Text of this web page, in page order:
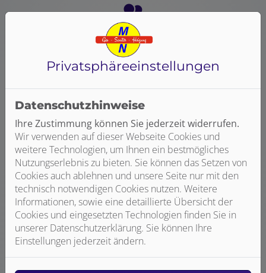
Qualität zum fairen Preis
Wir verbauen ausschließlich Qualitätsprodukte
umfassende Service- und Garantieleistungen bieten –
und Sie sparen auf lange Sicht viel Geld durch
ausbleibende Reparaturen. Außerdem beraten wir Sie
ausführlich zu den möglichen Fördermitteln durch
BAFA und KfW, wodurch Sie zusätzlich Geld sparen
können.
Zuverlässige und termingerechte Installation
Privatsphäre­einstellungen
Datenschutzhinweise
Ihre Zustimmung können Sie jederzeit widerrufen.
Wir verwenden auf dieser Webseite Cookies und
weitere Technologien, um Ihnen ein bestmögliches
Nutzungserlebnis zu bieten. Sie können das Setzen von
Cookies auch ablehnen und unsere Seite nur mit den
technisch notwendigen Cookies nutzen. Weitere
Informationen, sowie eine detaillierte Übersicht der
Cookies und eingesetzten Technologien finden Sie in
unserer Datenschutzerklärung. Sie können Ihre
Einstellungen jederzeit ändern.